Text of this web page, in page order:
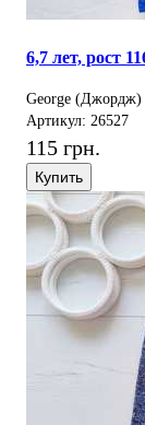
6,7 лет, рост
George (Джордж)
Артикул: 26527
115 грн.
Купить